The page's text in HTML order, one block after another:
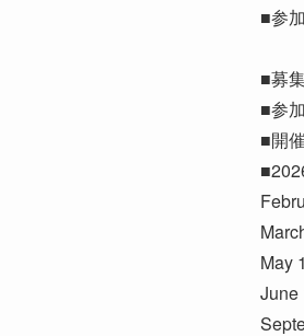
■参
日
■募
■参
■開
May
June